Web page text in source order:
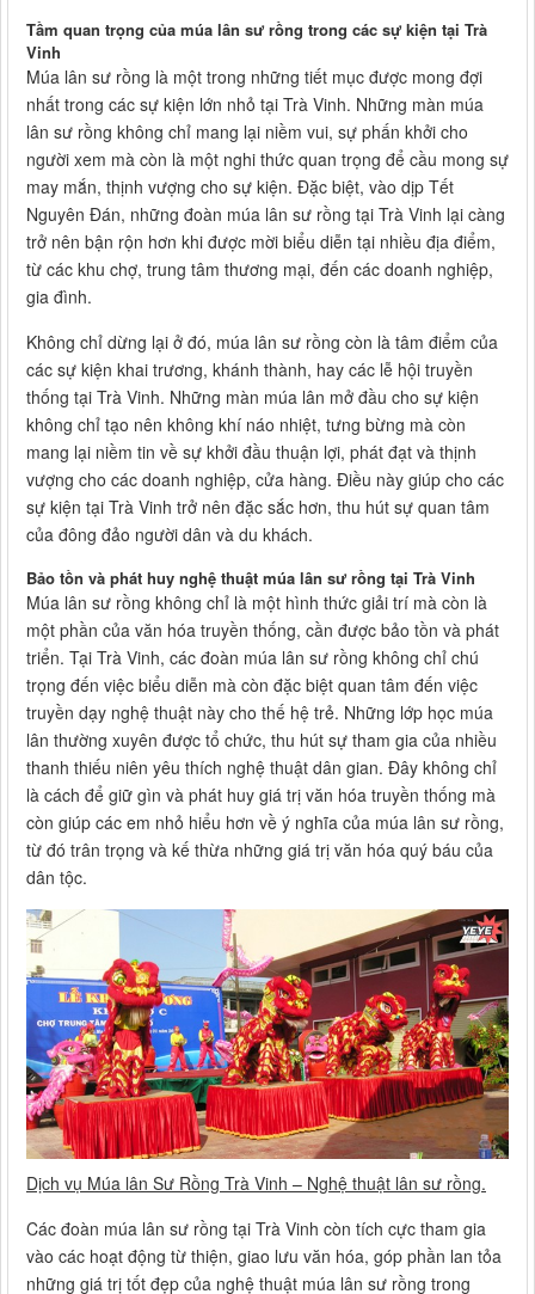
Tầm quan trọng của múa lân sư rồng trong các sự kiện tại Trà
Vinh
Múa lân sư rồng là một trong những tiết mục được mong đợi
nhất trong các sự kiện lớn nhỏ tại Trà Vinh. Những màn múa
lân sư rồng không chỉ mang lại niềm vui, sự phấn khởi cho
người xem mà còn là một nghi thức quan trọng để cầu mong sự
may mắn, thịnh vượng cho sự kiện. Đặc biệt, vào dịp Tết
Nguyên Đán, những đoàn múa lân sư rồng tại Trà Vinh lại càng
trở nên bận rộn hơn khi được mời biểu diễn tại nhiều địa điểm,
từ các khu chợ, trung tâm thương mại, đến các doanh nghiệp,
gia đình.
Không chỉ dừng lại ở đó, múa lân sư rồng còn là tâm điểm của
các sự kiện khai trương, khánh thành, hay các lễ hội truyền
thống tại Trà Vinh. Những màn múa lân mở đầu cho sự kiện
không chỉ tạo nên không khí náo nhiệt, tưng bừng mà còn
mang lại niềm tin về sự khởi đầu thuận lợi, phát đạt và thịnh
vượng cho các doanh nghiệp, cửa hàng. Điều này giúp cho các
sự kiện tại Trà Vinh trở nên đặc sắc hơn, thu hút sự quan tâm
của đông đảo người dân và du khách.
Bảo tồn và phát huy nghệ thuật múa lân sư rồng tại Trà Vinh
Múa lân sư rồng không chỉ là một hình thức giải trí mà còn là
một phần của văn hóa truyền thống, cần được bảo tồn và phát
triển. Tại Trà Vinh, các đoàn múa lân sư rồng không chỉ chú
trọng đến việc biểu diễn mà còn đặc biệt quan tâm đến việc
truyền dạy nghệ thuật này cho thế hệ trẻ. Những lớp học múa
lân thường xuyên được tổ chức, thu hút sự tham gia của nhiều
thanh thiếu niên yêu thích nghệ thuật dân gian. Đây không chỉ
là cách để giữ gìn và phát huy giá trị văn hóa truyền thống mà
còn giúp các em nhỏ hiểu hơn về ý nghĩa của múa lân sư rồng,
từ đó trân trọng và kế thừa những giá trị văn hóa quý báu của
dân tộc.
Dịch vụ Múa lân Sư Rồng Trà Vinh – Nghệ thuật lân sư rồng.
Các đoàn múa lân sư rồng tại Trà Vinh còn tích cực tham gia
vào các hoạt động từ thiện, giao lưu văn hóa, góp phần lan tỏa
những giá trị tốt đẹp của nghệ thuật múa lân sư rồng trong